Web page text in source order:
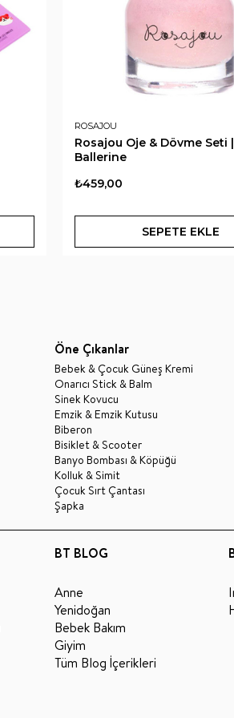
ROSAJOU
Rosajou Oje & Dövme Seti |
Ballerine
₺459,00
SEPETE EKLE
Öne Çıkanlar
Bebek & Çocuk Güneş Kremi
Onarıcı Stick & Balm
Sinek Kovucu
Emzik & Emzik Kutusu
Biberon
Bisiklet & Scooter
Banyo Bombası & Köpüğü
Kolluk & Simit
Çocuk Sırt Çantası
Şapka
BT BLOG
Anne
Yenidoğan
Bebek Bakım
Giyim
Tüm Blog İçerikleri